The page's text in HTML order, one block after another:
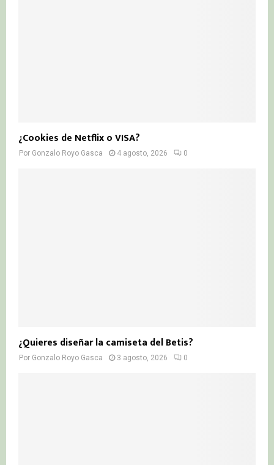
¿Cookies de Netflix o VISA?
Por Gonzalo Royo Gasca 4 agosto, 2026 0
¿Quieres diseñar la camiseta del Betis?
Por Gonzalo Royo Gasca 3 agosto, 2026 0